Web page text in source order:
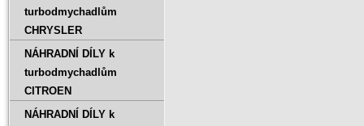
turbodmychadlům
CHRYSLER
NÁHRADNÍ DÍLY k
turbodmychadlům
CITROEN
NÁHRADNÍ DÍLY k